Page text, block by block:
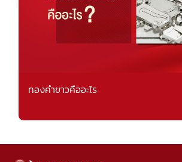
ทองคำขาวคืออะไร